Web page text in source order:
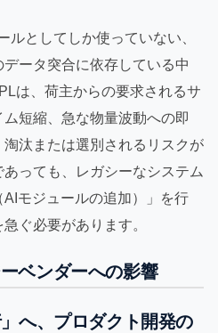
ルとしてしか使っていない、
ータ突合に依存している中
は、荷主からの要求されるサ
短縮、急な物量波動への即
汰または選別されるリスクが
っても、レガシーなシステム
モジュールの追加）」を行
ぐ必要があります。
ベンダーへの影響
へ、プロダクト開発の